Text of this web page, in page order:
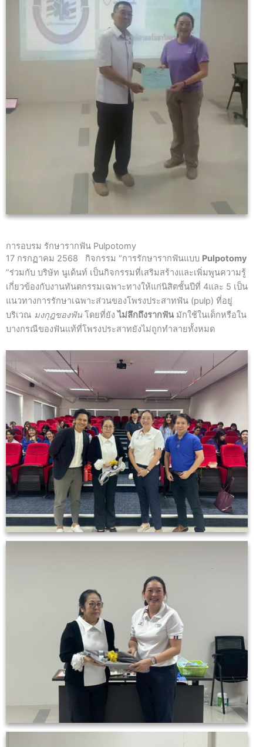
การอบรม รักษารากฟัน Pulpotomy
17 กรกฏาคม 2568 กิจกรรม “การรักษารากฟันแบบ Pulpotomy
”ร่วมกับ บริษัท นูเด้นท์ เป็นกิจกรรมที่เสริมสร้างและเพิ่มพูนความรู้
เกี่ยวข้องกับงานทันตกรรมเฉพาะทางให้แก่นิสิตชั้นปีที่ 4และ 5 เป็น
แนวทางการรักษาเฉพาะส่วนของโพรงประสาทฟัน (pulp) ที่อยู่
บริเวณ มงกุฎของฟัน โดยที่ยังไม่ลึกถึงรากฟัน มักใช้ในเด็กหรือใน
บางกรณีของฟันแท้ที่โพรงประสาทยังไม่ถูกทำลายทั้งหมด